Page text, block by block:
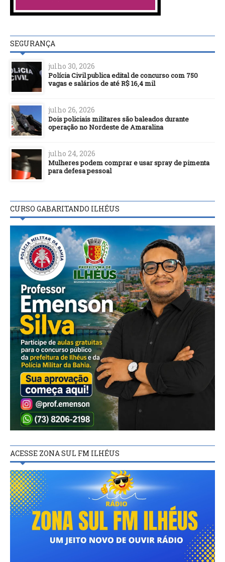
SEGURANÇA
julho 30, 2026
Polícia Civil publica edital de concurso com 750
vagas e salários de até R$ 16,4 mil
julho 26, 2026
Dois policiais militares são baleados durante
operação no Nordeste de Amaralina
julho 24, 2026
Mulheres podem comprar e usar spray de pimenta
para defesa pessoal
CURSO GABARITANDO ILHÉUS
ACESSE ZONA SUL FM ILHÉUS